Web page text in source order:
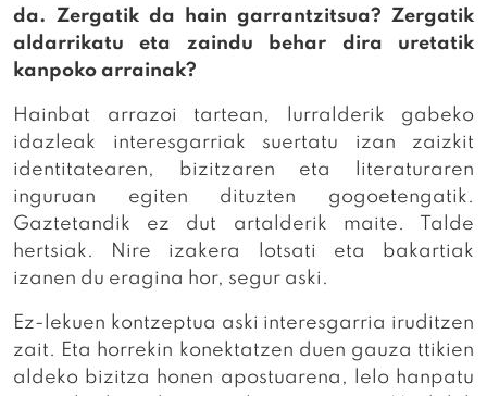
da. Zergatik da hain garrantzitsua? Zergatik
aldarrikatu eta zaindu behar dira uretatik
kanpoko arrainak?
Hainbat arrazoi tartean, lurralderik gabeko
idazleak interesgarriak suertatu izan zaizkit
identitatearen, bizitzaren eta literaturaren
inguruan egiten dituzten gogoetengatik.
Gaztetandik ez dut artalderik maite. Talde
hertsiak. Nire izakera lotsati eta bakartiak
izanen du eragina hor, segur aski.
Ez-lekuen kontzeptua aski interesgarria iruditzen
zait. Eta horrekin konektatzen duen gauza ttikien
aldeko bizitza honen apostuarena, lelo hanpatu